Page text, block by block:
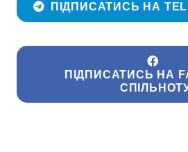
ПІДПИСАТИСЬ НА
ПІДПИСАТИСЬ НА